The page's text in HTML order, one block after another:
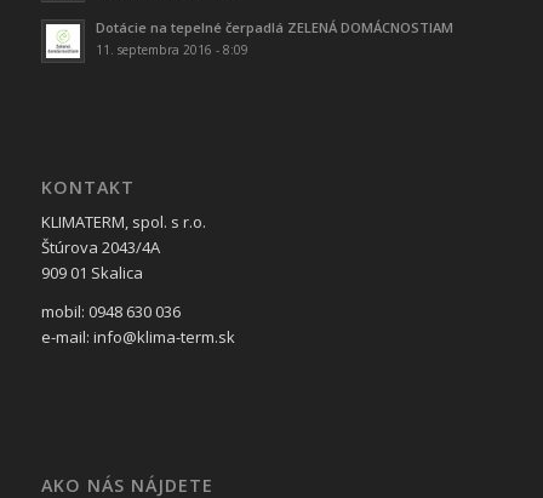
Dotácie na tepelné čerpadlá ZELENÁ DOMÁCNOSTIAM
11. septembra 2016 - 8:09
KONTAKT
KLIMATERM, spol. s r.o.
Štúrova 2043/4A
909 01 Skalica
mobil: 0948 630 036
e-mail: info@klima-term.sk
AKO NÁS NÁJDETE